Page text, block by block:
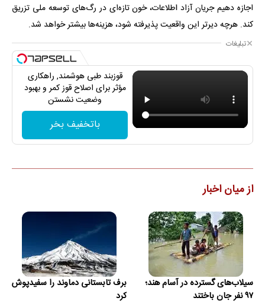
اجازه دهیم جریان آزاد اطلاعات، خون تازه‌ای در رگ‌های توسعه ملی تزریق
کند. هرچه دیرتر این واقعیت پذیرفته شود، هزینه‌ها بیشتر خواهد شد.
تبلیغات
قوزبند طبی هوشمند, راهکاری
مؤثر برای اصلاح قوز کمر و بهبود
وضعیت نشستن
باتخفیف بخر
از میان اخبار
سیلاب‌های گسترده در آسام هند؛
۹۷ نفر جان باختند
برف تابستانی دماوند را سفیدپوش
کرد